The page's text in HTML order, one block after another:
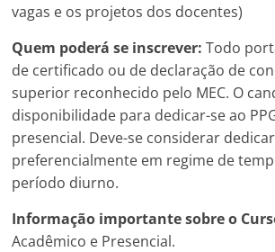
vagas e os projetos dos docentes)
Quem poderá se inscrever: Todo
de certificado ou de declaração de
superior reconhecido pelo MEC. O
disponibilidade para dedicar-se ao
presencial. Deve-se considerar
preferencialmente em regime de
período diurno.
Informação importante sobre o
Acadêmico e Presencial.